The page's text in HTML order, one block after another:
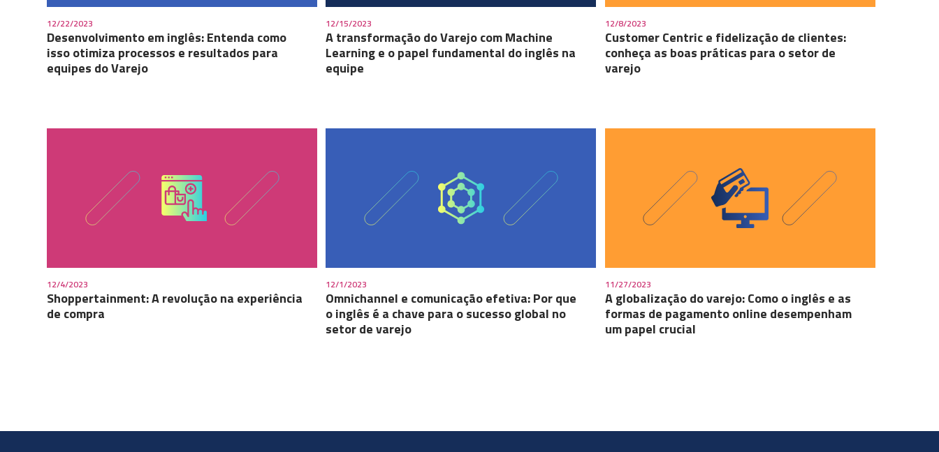
12/22/2023
Desenvolvimento em inglês: Entenda como
isso otimiza processos e resultados para
equipes do Varejo
12/15/2023
A transformação do Varejo com Machine
Learning e o papel fundamental do inglês na
equipe
12/8/2023
Customer Centric e fidelização de clientes:
conheça as boas práticas para o setor de
varejo
12/4/2023
Shoppertainment: A revolução na experiência
de compra
12/1/2023
Omnichannel e comunicação efetiva: Por que
o inglês é a chave para o sucesso global no
setor de varejo
11/27/2023
A globalização do varejo: Como o inglês e as
formas de pagamento online desempenham
um papel crucial